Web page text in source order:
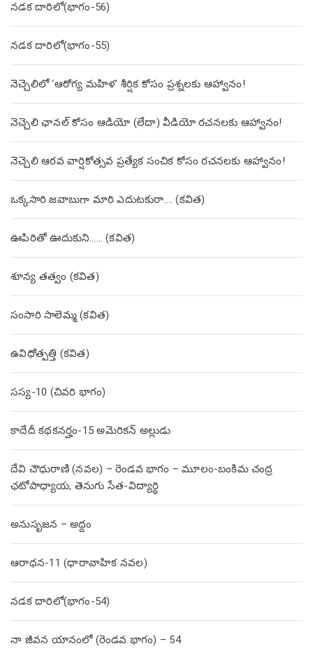
నడక దారిలో(భాగం-56)
నడక దారిలో(భాగం-55)
నెచ్చెలిలో ‘ఆరోగ్య మహిళ’ శీర్షిక కోసం ప్రశ్నలకు ఆహ్వానం!
నెచ్చెలి ఛానల్ కోసం ఆడియో (లేదా) వీడియో రచనలకు ఆహ్వానం!
నెచ్చెలి ఆరవ వార్షికోత్సవ ప్రత్యేక సంచిక కోసం రచనలకు ఆహ్వానం!
ఒక్కసారి జవాబుగా మారి ఎదుటకురా…. (కవిత)
ఊపిరితో ఊదుకుని…… (కవిత)
శూన్య తత్వం (కవిత)
సంసారి సాలెమ్మ (కవిత)
ఉవిధోత్పత్తి (కవిత)
సస్య-10 (చివరి భాగం)
కాదేదీ కథకనర్హం-15 అమెరికన్ అల్లుడు
దేవి చౌధురాణి (నవల) – రెండవ భాగం – మూలం-బంకిమ చంద్ర
ఛటోపాధ్యాయ, తెనుగు సేత-విద్యార్థి
అనుసృజన – అద్దం
ఆరాధన-11 (ధారావాహిక నవల)
నడక దారిలో(భాగం-54)
నా జీవన యానంలో (రెండవ భాగం) – 54